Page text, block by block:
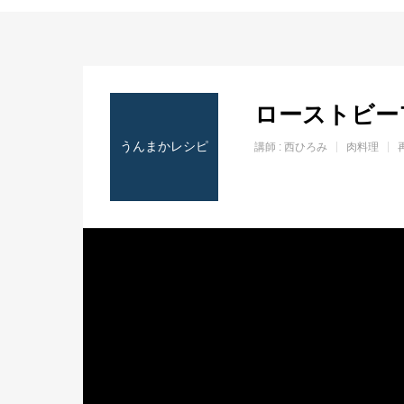
うんまかレシピ
ローストビー
講師 : 西ひろみ 肉料理